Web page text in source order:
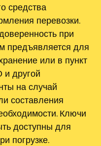
средства
перевозки.
при
предъявляется для
или в пункт
другой
на случай
составления
Ключи
доступны для
погрузке.